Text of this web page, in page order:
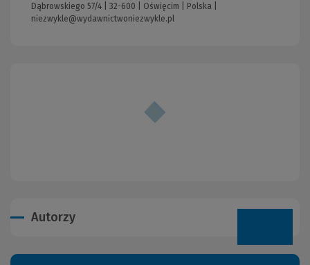
Dąbrowskiego 57/4 | 32-600 | Oświęcim | Polska |
niezwykle@wydawnictwoniezwykle.pl
Autorzy